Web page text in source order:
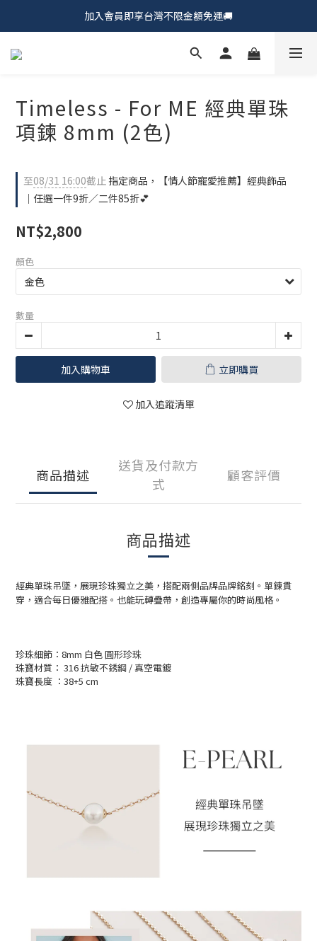
𝗖𝗵𝘂𝗠𝗘 𝗗𝗢𝗧｜新品上市𝟵𝟱折🍩
加入會員即享台灣不限金額免運🚚
𝗖𝗵𝘂𝗠𝗘 𝗗𝗢𝗧｜新品上市𝟵𝟱折🍩
Timeless - For ME 經典單珠
項鍊 8mm (2色)
至08/31 16:00截止 指定商品，【情人節寵愛推薦】經典飾品
｜任選一件9折／二件85折💕
NT$2,800
顏色
數量
加入購物車 立即購買
加入追蹤清單
商品描述
送貨及付款方
式
顧客評價
商品描述
經典單珠吊墜，展現珍珠獨立之美，搭配兩側品牌品牌銘刻。單鍊貫
穿，適合每日優雅配搭。也能玩轉疊帶，創造專屬你的時尚風格。
珍珠細節：8mm 白色 圓形珍珠
珠寶材質： 316 抗敏不銹鋼 / 真空電鍍
珠寶長度 ：38+5 cm